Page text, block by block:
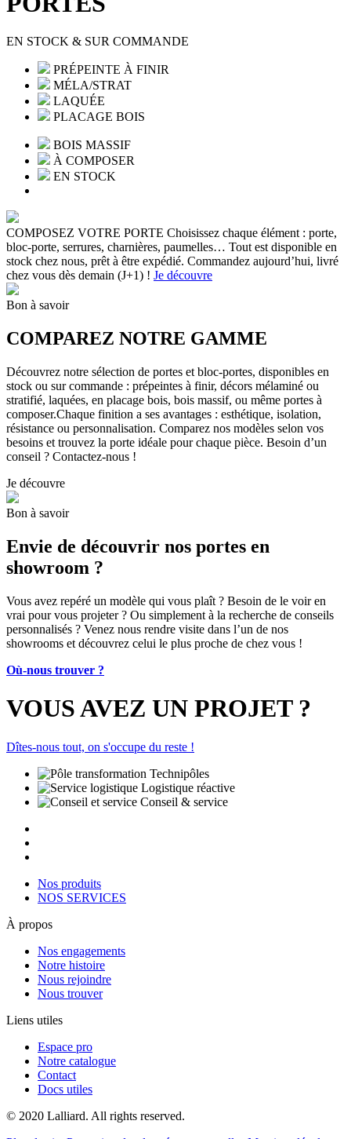
EN STOCK & SUR COMMANDE
PRÉPEINTE À FINIR
MÉLA/STRAT
LAQUÉE
PLACAGE BOIS
BOIS MASSIF
À COMPOSER
EN STOCK
COMPOSEZ VOTRE PORTE Choisissez chaque élément : porte,
bloc-porte, serrures, charnières, paumelles… Tout est disponible en
stock chez nous, prêt à être expédié. Commandez aujourd’hui, livré
chez vous dès demain (J+1) ! Je découvre
Bon à savoir
COMPAREZ NOTRE GAMME
Découvrez notre sélection de portes et bloc-portes, disponibles en
stock ou sur commande : prépeintes à finir, décors mélaminé ou
stratifié, laquées, en placage bois, bois massif, ou même portes à
composer.Chaque finition a ses avantages : esthétique, isolation,
résistance ou personnalisation. Comparez nos modèles selon vos
besoins et trouvez la porte idéale pour chaque pièce. Besoin d’un
conseil ? Contactez-nous !
Je découvre
Bon à savoir
Envie de découvrir nos portes en
showroom ?
Vous avez repéré un modèle qui vous plaît ? Besoin de le voir en
vrai pour vous projeter ? Ou simplement à la recherche de conseils
personnalisés ? Venez nous rendre visite dans l’un de nos
showrooms et découvrez celui le plus proche de chez vous !
Où-nous trouver ?
VOUS AVEZ UN PROJET ?
Dîtes-nous tout, on s'occupe du reste !
Technipôles
Logistique réactive
Conseil & service
Nos produits
NOS SERVICES
À propos
Nos engagements
Notre histoire
Nous rejoindre
Nous trouver
Liens utiles
Espace pro
Notre catalogue
Contact
Docs utiles
© 2020 Lalliard. All rights reserved.